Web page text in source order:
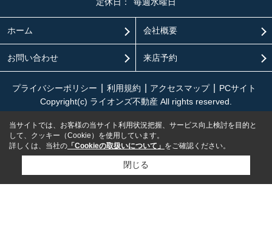
ホーム 会社概要
お問い合わせ 来店予約
プライバシーポリシー 利用規約 アクセスマップ
PCサイト
Copyright(c) ライオンズ不動産 All rights reserved.
当サイトでは、お客様の当サイト利用状況把握、サービス向上検討を目的と
して、クッキー（Cookie）を使用しています。
詳しくは、当社の 「Cookieの取扱いについて」 をご確認ください。
閉じる